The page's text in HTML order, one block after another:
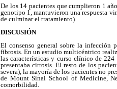
De los 14 pacientes que cumplieron 1
genotipo 1, mantuvieron una respuesta
de culminar el tratamiento).
DISCUSIÓN
El consenso general sobre la infección
fibrosis. En un estudio multicéntrico
las características y curso clínico de
presentaba cirrosis. El resto de los
severa), la mayoría de los pacientes no
de Mount Sinai School of Medicine,
comorbilidad.